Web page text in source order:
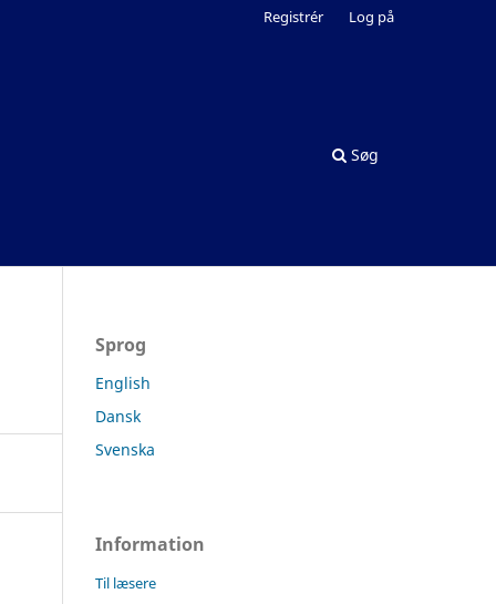
Søg
Registrér Log på
Sprog
English
Dansk
Svenska
Information
Til læsere